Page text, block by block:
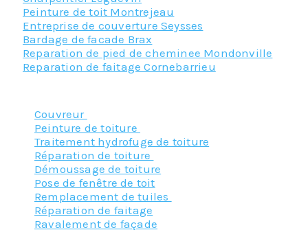
Peinture de toit Montrejeau
Entreprise de couverture Seysses
Bardage de facade Brax
Reparation de pied de cheminee Mondonville
Reparation de faitage Cornebarrieu
Couvreur
Peinture de toiture
Traitement hydrofuge de toiture
Réparation de toiture
Démoussage de toiture
Pose de fenêtre de toit
Remplacement de tuiles
Réparation de faitage
Ravalement de façade